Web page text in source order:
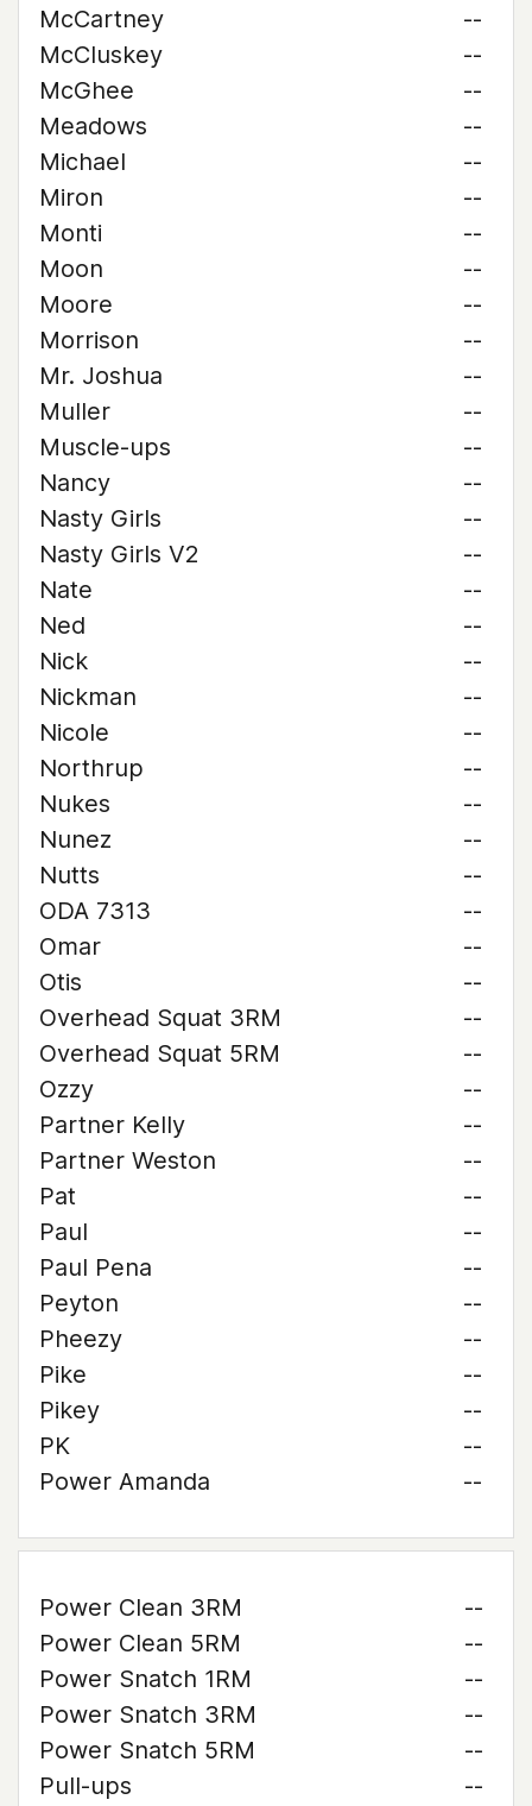
McCartney
--
McCluskey
--
McGhee
--
Meadows
--
Michael
--
Miron
--
Monti
--
Moon
--
Moore
--
Morrison
--
Mr. Joshua
--
Muller
--
Muscle-ups
--
Nancy
--
Nasty Girls
--
Nasty Girls V2
--
Nate
--
Ned
--
Nick
--
Nickman
--
Nicole
--
Northrup
--
Nukes
--
Nunez
--
Nutts
--
ODA 7313
--
Omar
--
Otis
--
Overhead Squat 3RM
--
Overhead Squat 5RM
--
Ozzy
--
Partner Kelly
--
Partner Weston
--
Pat
--
Paul
--
Paul Pena
--
Peyton
--
Pheezy
--
Pike
--
Pikey
--
PK
--
Power Amanda
--
Power Clean 3RM
--
Power Clean 5RM
--
Power Snatch 1RM
--
Power Snatch 3RM
--
Power Snatch 5RM
--
Pull-ups
--